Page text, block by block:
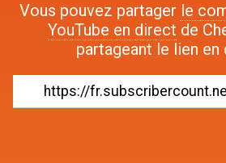
Vous pouvez partager le
YouTube en direct de
partageant le lien en